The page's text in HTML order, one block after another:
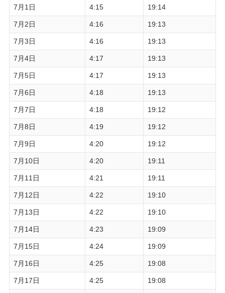
7月1日 4:15 19:14
7月2日 4:16 19:13
7月3日 4:16 19:13
7月4日 4:17 19:13
7月5日 4:17 19:13
7月6日 4:18 19:13
7月7日 4:18 19:12
7月8日 4:19 19:12
7月9日 4:20 19:12
7月10日 4:20 19:11
7月11日 4:21 19:11
7月12日 4:22 19:10
7月13日 4:22 19:10
7月14日 4:23 19:09
7月15日 4:24 19:09
7月16日 4:25 19:08
7月17日 4:25 19:08